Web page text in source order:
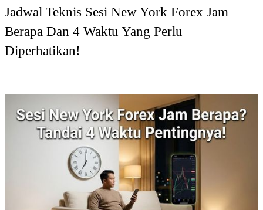
Jadwal Teknis Sesi New York Forex Jam
Berapa Dan 4 Waktu Yang Perlu
Diperhatikan!